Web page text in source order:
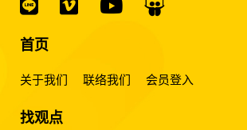
首页
关于我们 联络我们 会员登入
找观点